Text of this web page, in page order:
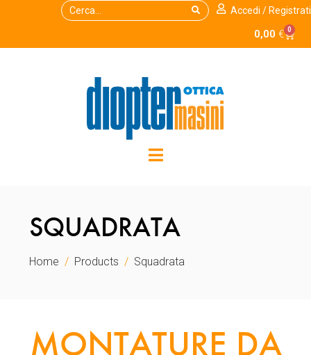
Accedi / Registrati
0,00 € 0
SQUADRATA
Home Products Squadrata
MONTATURE DA